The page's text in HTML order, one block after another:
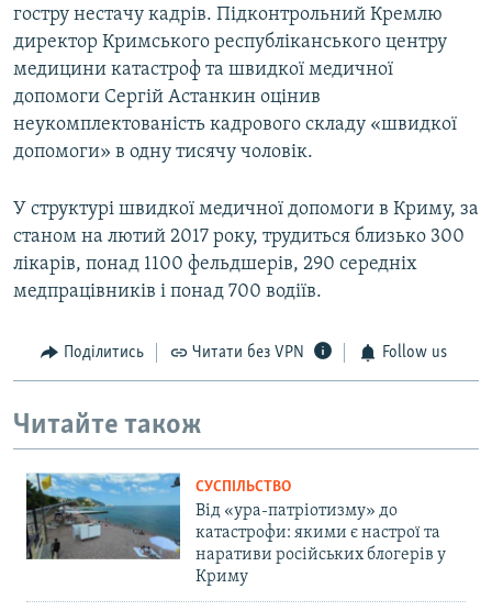
гостру нестачу кадрів. Підконтрольний Кремлю
директор Кримського республіканського центру
медицини катастроф та швидкої медичної
допомоги Сергій Астанкин оцінив
неукомплектованість кадрового складу «швидкої
допомоги» в одну тисячу чоловік.
У структурі швидкої медичної допомоги в Криму, за
станом на лютий 2017 року, трудиться близько 300
лікарів, понад 1100 фельдшерів, 290 середніх
медпрацівників і понад 700 водіїв.
Поділитись Читати без VPN Follow us
Читайте також
СУСПІЛЬСТВО
Від «ура-патріотизму» до
катастрофи: якими є настрої та
наративи російських блогерів у
Криму